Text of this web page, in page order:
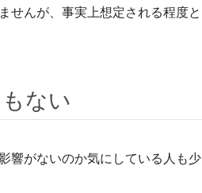
せんが、事実上想定される程度と
ない
響がないのか気にしている人も少